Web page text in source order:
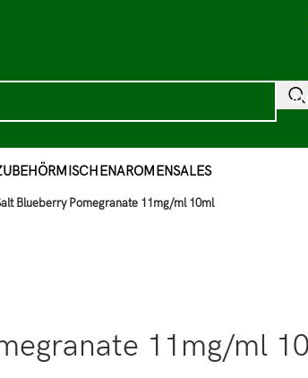
MISCHENAROMENSALES
Blueberry Pomegranate 11mg/ml 10ml
11mg/ml